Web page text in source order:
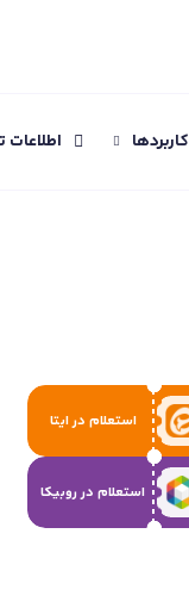
کاربردها
استعلام در ایتا
استعلام در روبیکا